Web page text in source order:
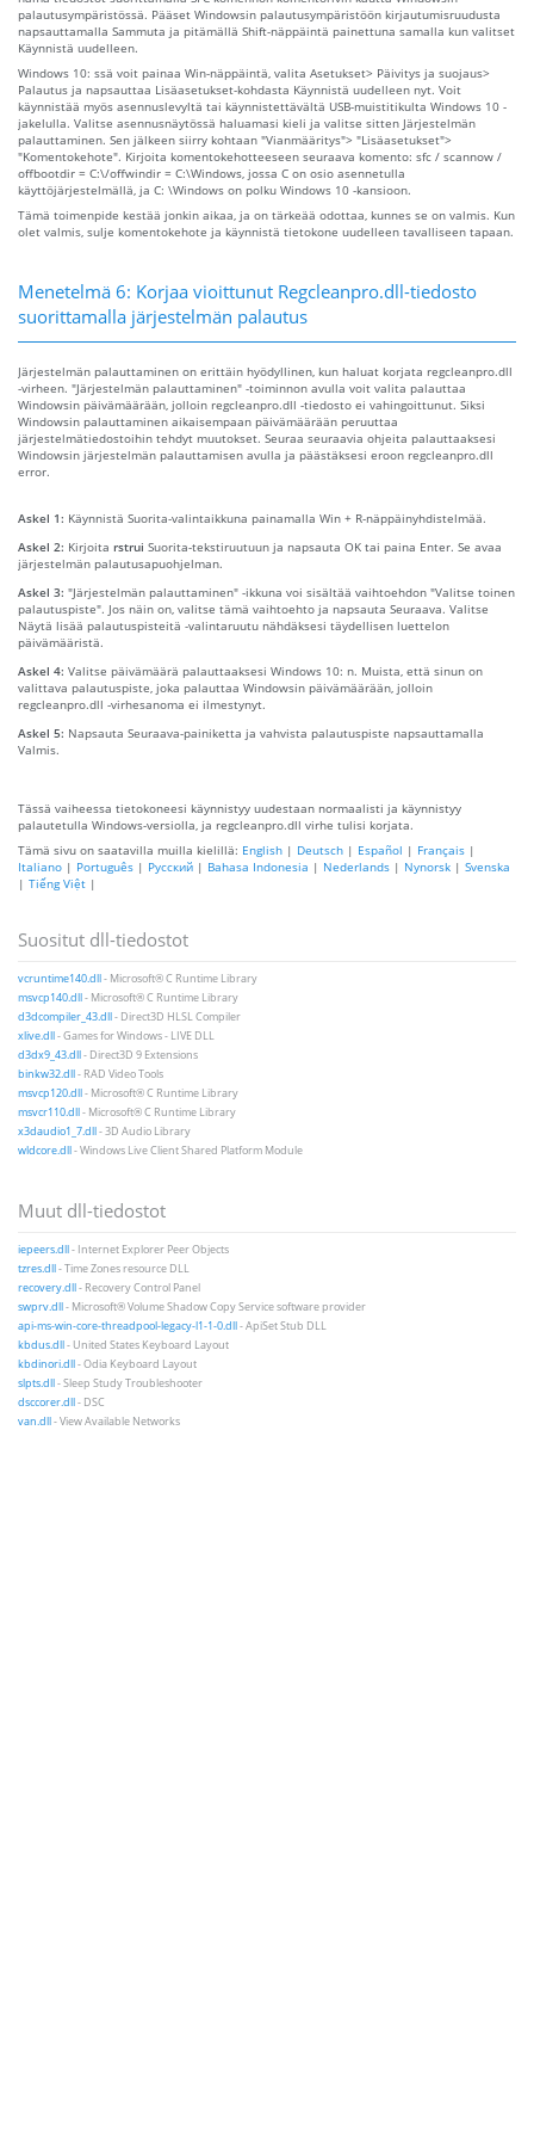
palautusympäristössä. Pääset Windowsin palautusympäristöön kirjautumisruudusta
napsauttamalla Sammuta ja pitämällä Shift-näppäintä painettuna samalla kun valitset
Käynnistä uudelleen.
Windows 10: ssä voit painaa Win-näppäintä, valita Asetukset> Päivitys ja suojaus>
Palautus ja napsauttaa Lisäasetukset-kohdasta Käynnistä uudelleen nyt. Voit
käynnistää myös asennuslevyltä tai käynnistettävältä USB-muistitikulta Windows 10 -
jakelulla. Valitse asennusnäytössä haluamasi kieli ja valitse sitten Järjestelmän
palauttaminen. Sen jälkeen siirry kohtaan "Vianmääritys"> "Lisäasetukset">
"Komentokehote". Kirjoita komentokehotteeseen seuraava komento: sfc / scannow /
offbootdir = C:\/offwindir = C:\Windows, jossa C on osio asennetulla
käyttöjärjestelmällä, ja C: \Windows on polku Windows 10 -kansioon.
Tämä toimenpide kestää jonkin aikaa, ja on tärkeää odottaa, kunnes se on valmis. Kun
olet valmis, sulje komentokehote ja käynnistä tietokone uudelleen tavalliseen tapaan.
Menetelmä 6: Korjaa vioittunut Regcleanpro.dll-tiedosto
suorittamalla järjestelmän palautus
Järjestelmän palauttaminen on erittäin hyödyllinen, kun haluat korjata regcleanpro.dll
-virheen. "Järjestelmän palauttaminen" -toiminnon avulla voit valita palauttaa
Windowsin päivämäärään, jolloin regcleanpro.dll -tiedosto ei vahingoittunut. Siksi
Windowsin palauttaminen aikaisempaan päivämäärään peruuttaa
järjestelmätiedostoihin tehdyt muutokset. Seuraa seuraavia ohjeita palauttaaksesi
Windowsin järjestelmän palauttamisen avulla ja päästäksesi eroon regcleanpro.dll
error.
Askel 1: Käynnistä Suorita-valintaikkuna painamalla Win + R-näppäinyhdistelmää.
Askel 2: Kirjoita rstrui Suorita-tekstiruutuun ja napsauta OK tai paina Enter. Se avaa
järjestelmän palautusapuohjelman.
Askel 3: "Järjestelmän palauttaminen" -ikkuna voi sisältää vaihtoehdon "Valitse toinen
palautuspiste". Jos näin on, valitse tämä vaihtoehto ja napsauta Seuraava. Valitse
Näytä lisää palautuspisteitä -valintaruutu nähdäksesi täydellisen luettelon
päivämääristä.
Askel 4: Valitse päivämäärä palauttaaksesi Windows 10: n. Muista, että sinun on
valittava palautuspiste, joka palauttaa Windowsin päivämäärään, jolloin
regcleanpro.dll -virhesanoma ei ilmestynyt.
Askel 5: Napsauta Seuraava-painiketta ja vahvista palautuspiste napsauttamalla
Valmis.
Tässä vaiheessa tietokoneesi käynnistyy uudestaan ​​normaalisti ja käynnistyy
palautetulla Windows-versiolla, ja regcleanpro.dll virhe tulisi korjata.
Tämä sivu on saatavilla muilla kielillä: English | Deutsch | Español | Français |
Italiano | Português | Русский | Bahasa Indonesia | Nederlands | Nynorsk | Svenska
| Tiếng Việt |
Suositut dll-tiedostot
vcruntime140.dll- Microsoft® C Runtime Library
msvcp140.dll- Microsoft® C Runtime Library
d3dcompiler_43.dll- Direct3D HLSL Compiler
xlive.dll- Games for Windows - LIVE DLL
d3dx9_43.dll- Direct3D 9 Extensions
binkw32.dll- RAD Video Tools
msvcp120.dll- Microsoft® C Runtime Library
msvcr110.dll- Microsoft® C Runtime Library
x3daudio1_7.dll- 3D Audio Library
wldcore.dll- Windows Live Client Shared Platform Module
Muut dll-tiedostot
iepeers.dll- Internet Explorer Peer Objects
tzres.dll- Time Zones resource DLL
recovery.dll- Recovery Control Panel
swprv.dll- Microsoft® Volume Shadow Copy Service software provider
api-ms-win-core-threadpool-legacy-l1-1-0.dll- ApiSet Stub DLL
kbdus.dll- United States Keyboard Layout
kbdinori.dll- Odia Keyboard Layout
slpts.dll- Sleep Study Troubleshooter
dsccorer.dll- DSC
van.dll- View Available Networks